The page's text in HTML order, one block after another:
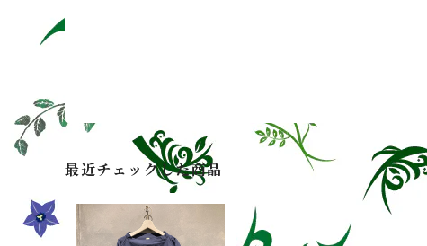
最近チェックした商品